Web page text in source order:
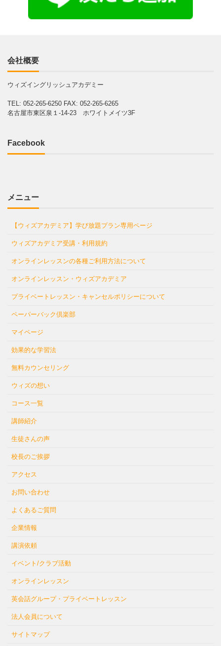
会社概要
ウィズイングリッシュアカデミー
TEL: 052-265-6250 FAX: 052-265-6265
名古屋市東区泉１-14-23 ホワイトメイツ3F
Facebook
メニュー
【ウィズアカデミア】学び放題プラン専用ページ
ウィズアカデミア受講・利用規約
オンラインレッスンの各種ご利用方法について
オンラインレッスン・ウィズアカデミア
プライベートレッスン・キャンセルポリシーについて
ペーパーバック倶楽部
マイページ
効果的な学習法
無料カウンセリング
ウィズの想い
コース一覧
講師紹介
生徒さんの声
校長のご挨拶
アクセス
お問い合わせ
よくあるご質問
企業情報
講演依頼
イベント/クラブ活動
オンラインレッスン
英会話グループ・プライベートレッスン
法人会員について
サイトマップ